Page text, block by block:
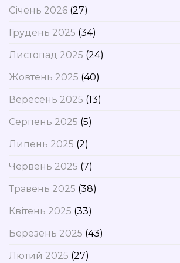
Січень 2026 (27)
Грудень 2025 (34)
Листопад 2025 (24)
Жовтень 2025 (40)
Вересень 2025 (13)
Серпень 2025 (5)
Липень 2025 (2)
Червень 2025 (7)
Травень 2025 (38)
Квітень 2025 (33)
Березень 2025 (43)
Лютий 2025 (27)